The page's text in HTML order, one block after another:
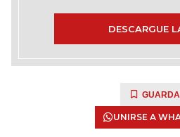
DESCARGUE
UNIRSE A